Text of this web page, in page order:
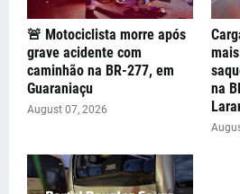
🚨 Motociclista morre após
grave acidente com
caminhão na BR-277, em
Guaraniaçu
August 07, 2026
na